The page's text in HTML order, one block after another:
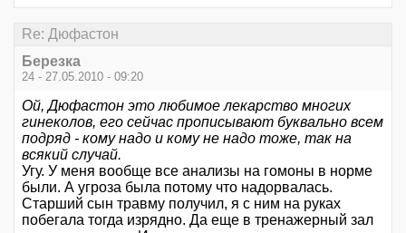
Re: Дюфастон
Березка
24 - 27.05.2010 - 09:20
Ой, Дюфастон это любимое лекарство многих
гинеколов, его сейчас прописывают буквально всем
подряд - кому надо и кому не надо тоже, так на
всякий случай.
Угу. У меня вообще все анализы на гомоны в норме
были. А угроза была потому что надорвалась.
Старший сын травму получил, я с ним на руках
побегала тогда изрядно. Да еще в тренажерный зал